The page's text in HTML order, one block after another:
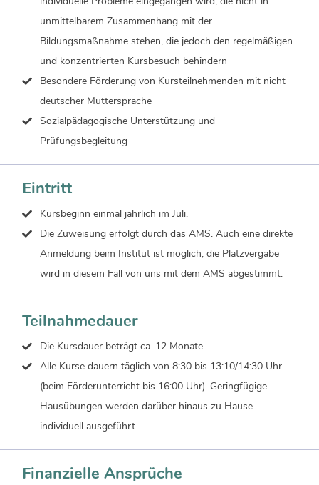
unmittelbarem Zusammenhang mit der
Bildungsmaßnahme stehen, die jedoch den regelmäßigen
und konzentrierten Kursbesuch behindern
Besondere Förderung von Kursteilnehmenden mit nicht
deutscher Muttersprache
Sozialpädagogische Unterstützung und
Prüfungsbegleitung
Eintritt
Kursbeginn einmal jährlich im Juli.
Die Zuweisung erfolgt durch das AMS. Auch eine direkte
Anmeldung beim Institut ist möglich, die Platzvergabe
wird in diesem Fall von uns mit dem AMS abgestimmt.
Teilnahmedauer
Die Kursdauer beträgt ca. 12 Monate.
Alle Kurse dauern täglich von 8:30 bis 13:10/14:30 Uhr
(beim Förderunterricht bis 16:00 Uhr). Geringfügige
Hausübungen werden darüber hinaus zu Hause
individuell ausgeführt.
Finanzielle Ansprüche